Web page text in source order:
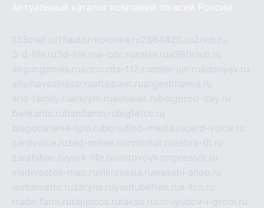
Актуальный каталог компаний по всей России
133chel.ru13autor-kolonka.ru2864420.ru2rich.ru
3-d-file.ru3d-file.rua-cdc.ruaalse.rua380club.ru
airgungames.ruaccounts-112.ruadler-jun.ruadonyev.ru
alfeihavsalnassr.rualtaipant.ruargentinamia.ru
aria-family.ruarkrym.ruashanet.rubelgorod-day.ru
bankaribi.rubandamn.rubigfatcc.ru
blagodarenie-spb.ruborodino-media.rucard-voice.ru
cardvoice.ruzed-online.ruzvonitut.ruzebra-tlt.ru
zarafshan.ruyork-life.ruvintovoykompressor.ru
vladivostok-map.ruvlknrussia.ruwasabi-shop.ru
webamator.ruzaryna.ruyoutubefree.rux-ton.ru
trade-farm.rutajuncos.rutaksu.rutor-lyubov-i-grom.ru